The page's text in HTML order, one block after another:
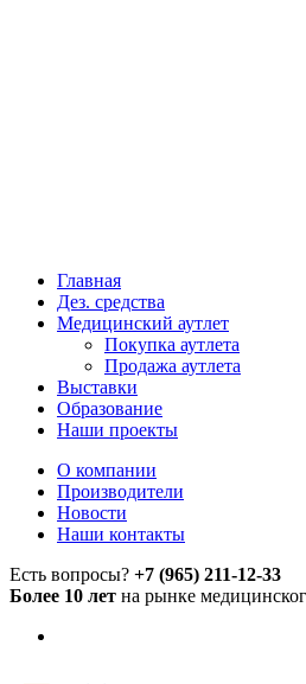
Главная
Дез. средства
Медицинский аутлет
Покупка аутлета
Продажа аутлета
Выставки
Образование
Наши проекты
О компании
Производители
Новости
Наши контакты
Есть вопросы? +7 (965) 211-12-33
Более 10 лет на рынке